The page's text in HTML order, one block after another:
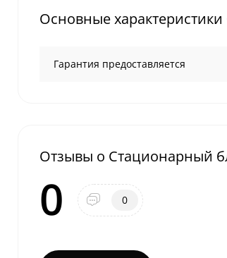
Основные
Гарантия предоставляется
Отзывы о Стационарный
0 0